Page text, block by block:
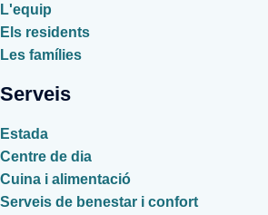
L'equip
Els residents
Les famílies
Serveis
Estada
Centre de dia
Cuina i alimentació
Serveis de benestar i confort